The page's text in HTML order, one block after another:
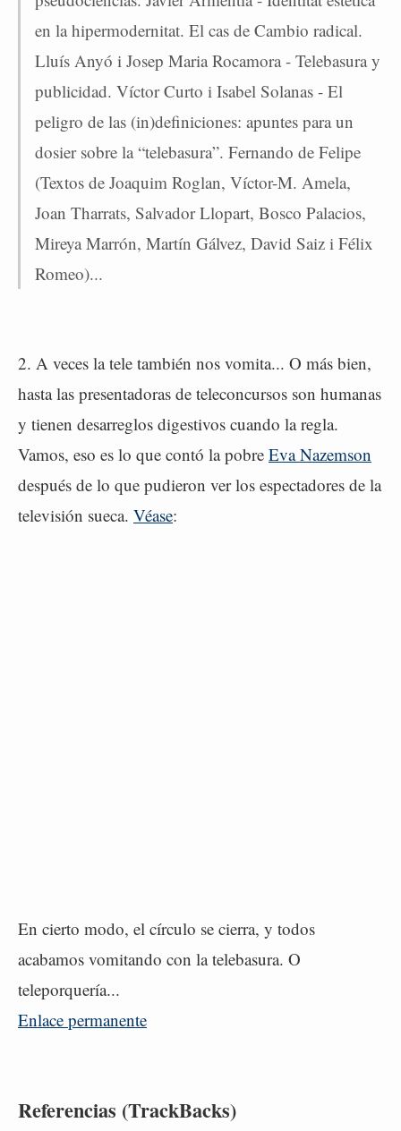
en la hipermodernitat. El cas de Cambio radical.
Lluís Anyó i Josep Maria Rocamora - Telebasura y
publicidad. Víctor Curto i Isabel Solanas - El
peligro de las (in)definiciones: apuntes para un
dosier sobre la “telebasura”. Fernando de Felipe
(Textos de Joaquim Roglan, Víctor-M. Amela,
Joan Tharrats, Salvador Llopart, Bosco Palacios,
Mireya Marrón, Martín Gálvez, David Saiz i Félix
Romeo)...
2. A veces la tele también nos vomita... O más bien,
hasta las presentadoras de teleconcursos son humanas
y tienen desarreglos digestivos cuando la regla.
Vamos, eso es lo que contó la pobre Eva Nazemson
después de lo que pudieron ver los espectadores de la
televisión sueca. Véase:
En cierto modo, el círculo se cierra, y todos
acabamos vomitando con la telebasura. O
teleporquería...
Enlace permanente
Referencias (TrackBacks)